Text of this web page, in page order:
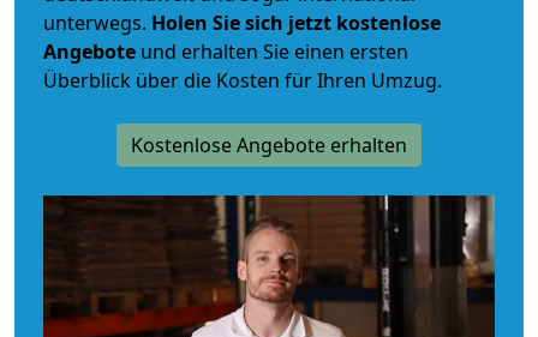
unterwegs. Holen Sie sich jetzt kostenlose
Angebote und erhalten Sie einen ersten
Überblick über die Kosten für Ihren Umzug.
Kostenlose Angebote erhalten